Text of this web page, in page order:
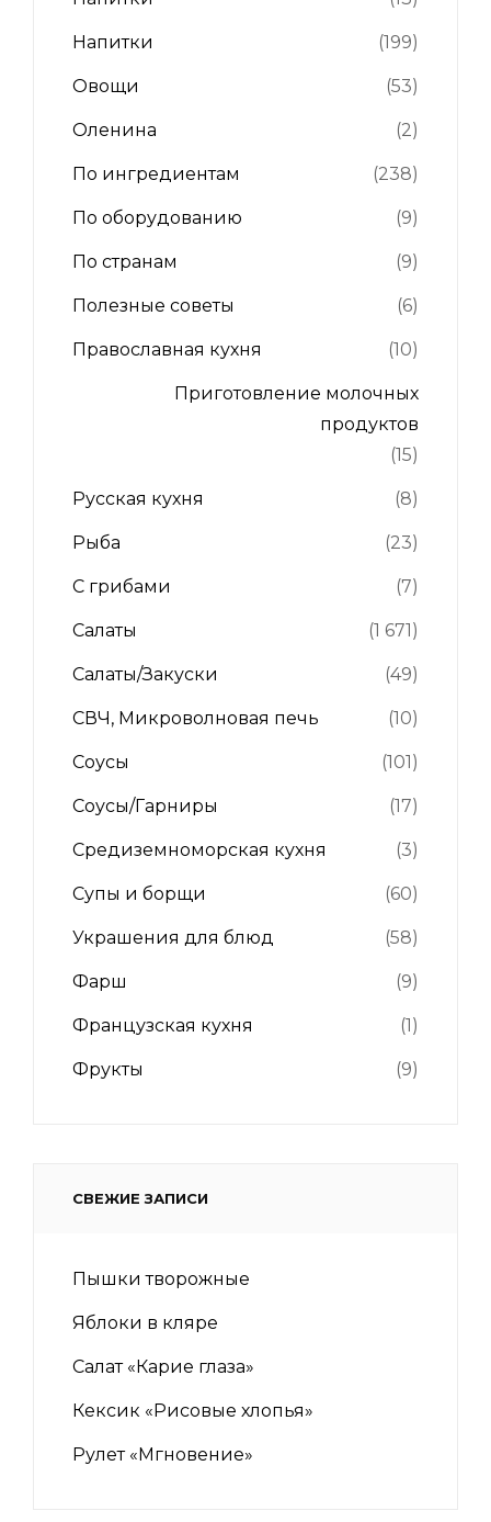
Напитки (199)
Овощи (53)
Оленина (2)
По ингредиентам (238)
По оборудованию (9)
По странам (9)
Полезные советы (6)
Православная кухня (10)
Приготовление молочных
продуктов
(15)
Русская кухня (8)
Рыба (23)
С грибами (7)
Салаты (1 671)
Салаты/Закуски (49)
СВЧ, Микроволновая печь (10)
Соусы (101)
Соусы/Гарниры (17)
Средиземноморская кухня (3)
Супы и борщи (60)
Украшения для блюд (58)
Фарш (9)
Французская кухня (1)
Фрукты (9)
СВЕЖИЕ ЗАПИСИ
Пышки творожные
Яблоки в кляре
Салат «Карие глаза»
Кексик «Рисовые хлопья»
Рулет «Мгновение»